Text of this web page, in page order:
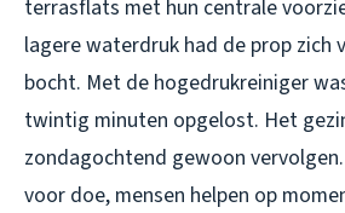
terrasflats met hun centrale
lagere waterdruk had de prop zich
bocht. Met de hogedrukreiniger
twintig minuten opgelost. Het
zondagochtend gewoon
voor doe, mensen helpen op